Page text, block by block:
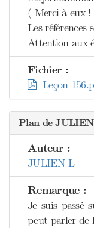
( Merci à eux !
Les références
Attention aux
Fichier :
Leçon
Plan de
Auteur :
JULIEN L
Remarque :
Je suis passé
peut parler de